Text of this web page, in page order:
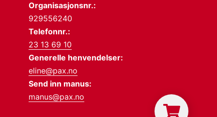
Organisasjonsnr.:
929556240
Telefonnr.:
23 13 69 10
Generelle henvendelser:
eline@pax.no
Send inn manus:
manus@pax.no